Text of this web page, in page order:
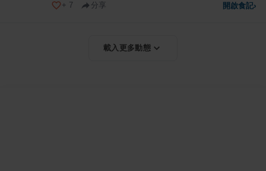
+ 7 分享 開啟食記›
載入更多動態